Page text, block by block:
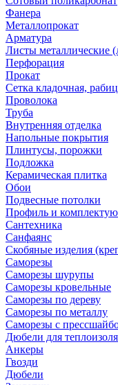
Фанера
Металлопрокат
Арматура
Листы металлические
Перфорация
Прокат
Сетка кладочная,
Проволока
Труба
Внутренняя отделка
Напольные покрытия
Плинтусы, порожки
Подложка
Керамическая плитка
Обои
Подвесные потолки
Профиль и
Сантехника
Санфаянс
Скобяные изделия
Саморезы
Саморезы шурупы
Саморезы кровельные
Саморезы по дереву
Саморезы по металлу
Саморезы с
Дюбели для
Анкеры
Гвозди
Дюбели